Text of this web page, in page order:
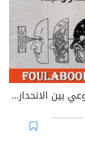
هندسة الوعي بين الانحدار والبناء